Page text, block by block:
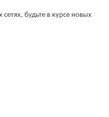
будьте в курсе новых